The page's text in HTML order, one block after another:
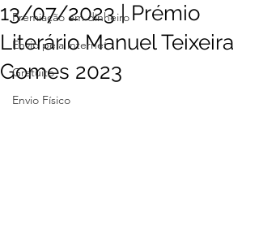
Premiação em dinheiro
Envio pela internet
Gratuito
Envio Físico
13/07/2023 | Prémio
Literário Manuel Teixeira
Gomes 2023